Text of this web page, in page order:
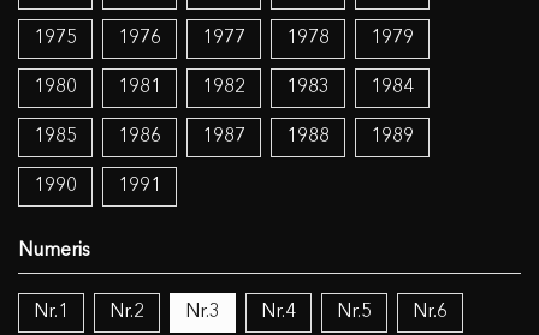
1975 1976 1977 1978 1979
1980 1981 1982 1983 1984
1985 1986 1987 1988 1989
1990 1991
Nr.1 Nr.2 Nr.3 Nr.4 Nr.5 Nr.6